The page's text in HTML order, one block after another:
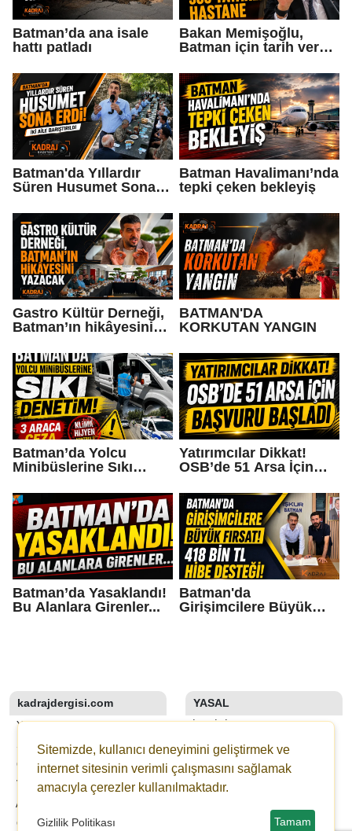
Batman’da ana isale
hattı patladı
Bakan Memişoğlu,
Batman için tarih verdi:
Batman'da Yıllardır
Süren Husumet Sona
Batman Havalimanı’nda
tepki çeken bekleyiş
Gastro Kültür Derneği,
Batman’ın hikâyesini
BATMAN'DA
KORKUTAN YANGIN
Batman’da Yolcu
Minibüslerine Sıkı
Yatırımcılar Dikkat!
OSB’de 51 Arsa İçin
Batman’da Yasaklandı!
Bu Alanlara Girenler...
Batman'da
Girişimcilere Büyük
kadrajdergisi.com
YAZARLAR
SON DAKİKA
GALERİLER
VİDEOLAR
ANKETLER
GAZETELER
YASAL
İLETIŞIM
KÜNYE
YAYIN İLKELERI
KURALLAR
KULLANICI SÖZLEŞMESI
Sitemizde, kullanıcı deneyimini geliştirmek ve
internet sitesinin verimli çalışmasını sağlamak
amacıyla çerezler kullanılmaktadır.
Gizlilik Politikası Tamam